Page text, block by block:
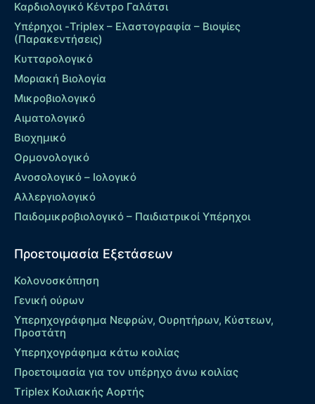
Καρδιολογικό Κέντρο Γαλάτσι
Υπέρηχοι -Triplex – Eλαστογραφία – Βιοψίες
(Παρακεντήσεις)
Κυτταρολογικό
Μοριακή Βιολογία
Μικροβιολογικό
Αιματολογικό
Βιοχημικό
Ορμονολογικό
Ανοσολογικό – Ιολογικό
Αλλεργιολογικό
Παιδομικροβιολογικό – Παιδιατρικοί Υπέρηχοι
Προετοιμασία Εξετάσεων
Κολονοσκόπηση
Γενική ούρων
Υπερηχογράφημα Νεφρών, Ουρητήρων, Κύστεων,
Προστάτη
Υπερηχογράφημα κάτω κοιλίας
Προετοιμασία για τον υπέρηχο άνω κοιλίας
Τriplex Kοιλιακής Αορτής